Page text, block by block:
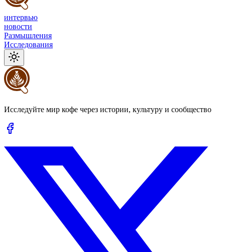
интервью
новости
Размышления
Исследования
Исследуйте мир кофе через истории, культуру и сообщество